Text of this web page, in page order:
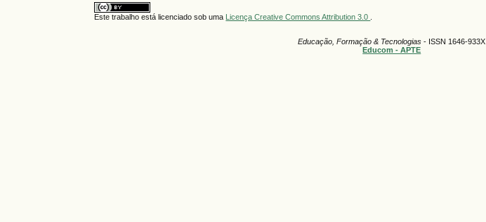
Este trabalho está licenciado sob uma Licença Creative Commons Attribution 3.0
Educação, Formação & Tecnologias- ISSN 1646-933X
Educom - APTE